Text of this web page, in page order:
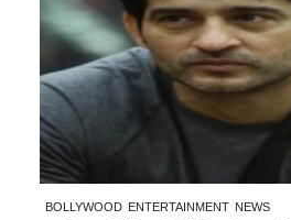
BOLLYWOOD ENTERTAINMENT NEWS